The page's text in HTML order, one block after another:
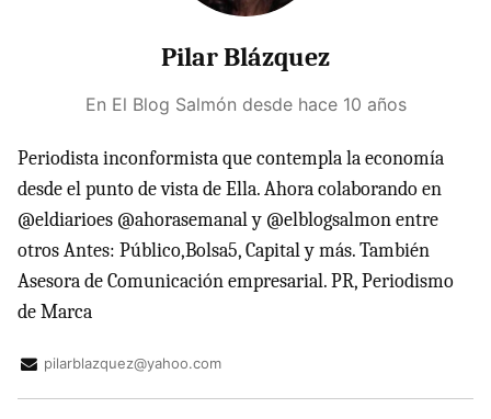
Pilar Blázquez
En El Blog Salmón desde hace 10 años
Periodista inconformista que contempla la economía
desde el punto de vista de Ella. Ahora colaborando en
@eldiarioes @ahorasemanal y @elblogsalmon entre
otros Antes: Público,Bolsa5, Capital y más. También
Asesora de Comunicación empresarial. PR, Periodismo
de Marca
pilarblazquez@yahoo.com